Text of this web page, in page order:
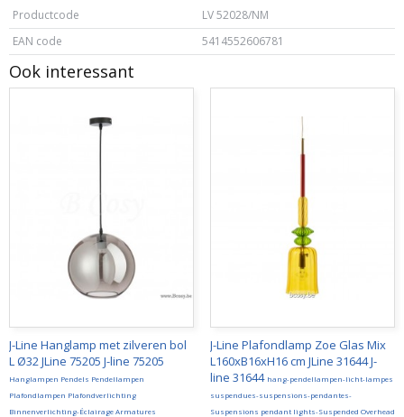
Productcode
LV 52028/NM
EAN code
5414552606781
Ook interessant
J-Line Hanglamp met zilveren bol
L Ø32 JLine 75205 J-line 75205
Hanglampen Pendels Pendellampen
Plafondlampen Plafondverlichting
Binnenverlichting-Éclairage Armatures
J-Line Plafondlamp Zoe Glas Mix
L160xB16xH16 cm JLine 31644 J-
line 31644 hang-pendellampen-licht-lampes
suspendues-suspensions-pendantes-
Suspensions pendant lights-Suspended Overhead